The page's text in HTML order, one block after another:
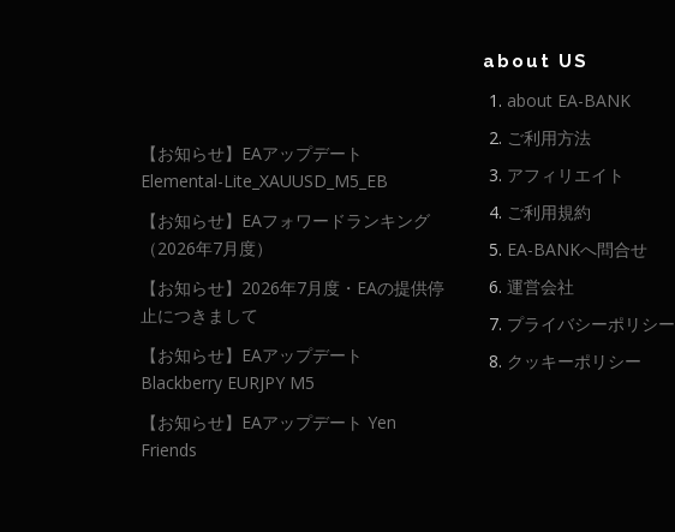
【お知らせ】EAアップデート
Elemental-Lite_XAUUSD_M5_EB
【お知らせ】EAフォワードランキング
（2026年7月度）
【お知らせ】2026年7月度・EAの提供停
止につきまして
【お知らせ】EAアップデート
Blackberry EURJPY M5
【お知らせ】EAアップデート Yen
Friends
about US
about EA-BANK
ご利用方法
アフィリエイト
ご利用規約
EA-BANKへ問合せ
運営会社
プライバシーポリシー
クッキーポリシー